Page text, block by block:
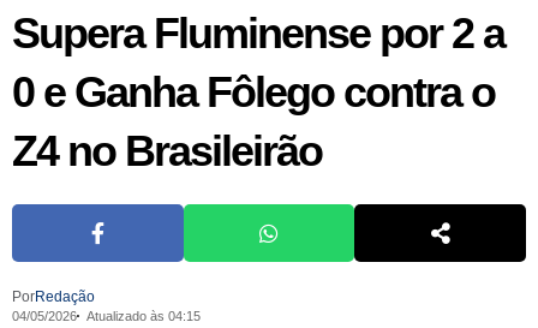
Supera Fluminense por 2 a
0 e Ganha Fôlego contra o
Z4 no Brasileirão
PorRedação
04/05/2026 Atualizado às 04:15